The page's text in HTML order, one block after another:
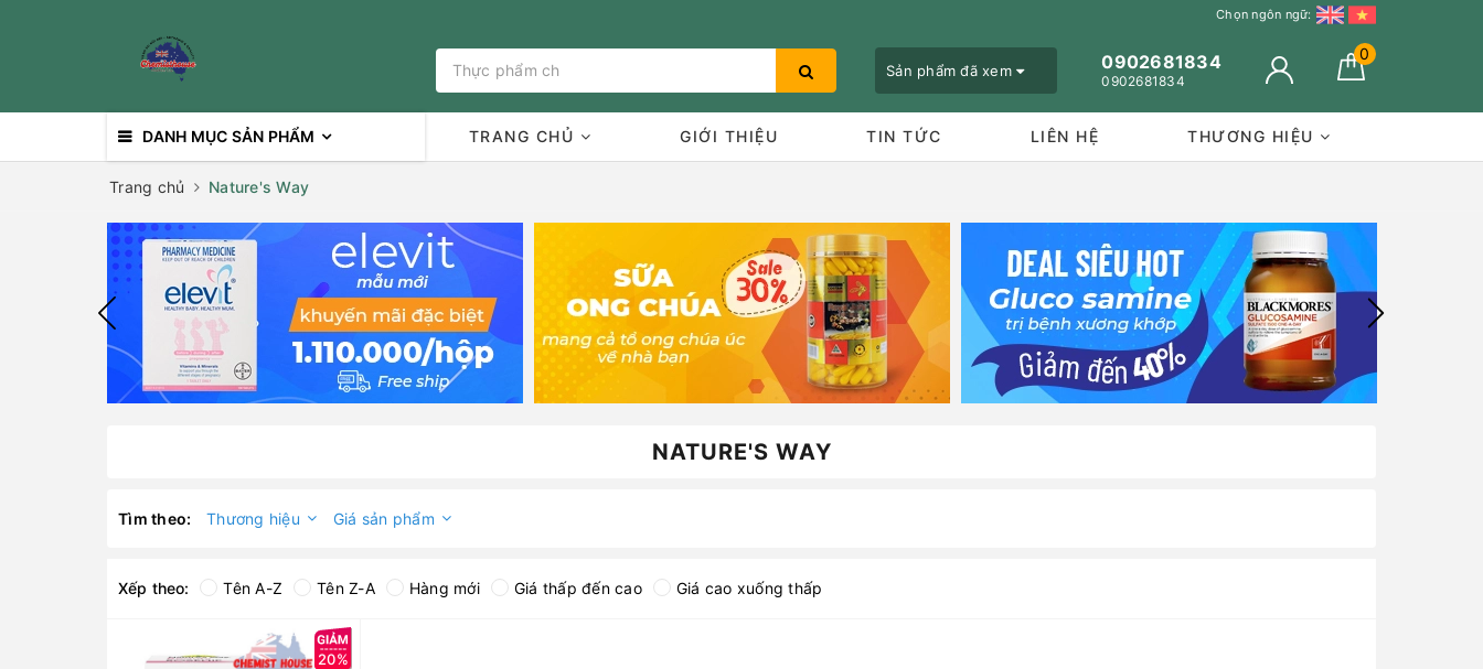
Chọn ngôn ngữ:
Sản phẩm đã xem
Bạn chưa xem sản phẩm nào
0902681834
0902681834
0
DANH MỤC SẢN PHẨM TRANG CHỦ GIỚI THIỆU TIN TỨC LIÊN HỆ THƯƠNG HIỆU
Trang chủ Nature's Way
NATURE'S WAY
Tìm theo: Thương hiệu Giá sản phẩm
Xếp theo: Tên A-Z Tên Z-A Hàng mới Giá thấp đến cao Giá cao xuống thấp
20%